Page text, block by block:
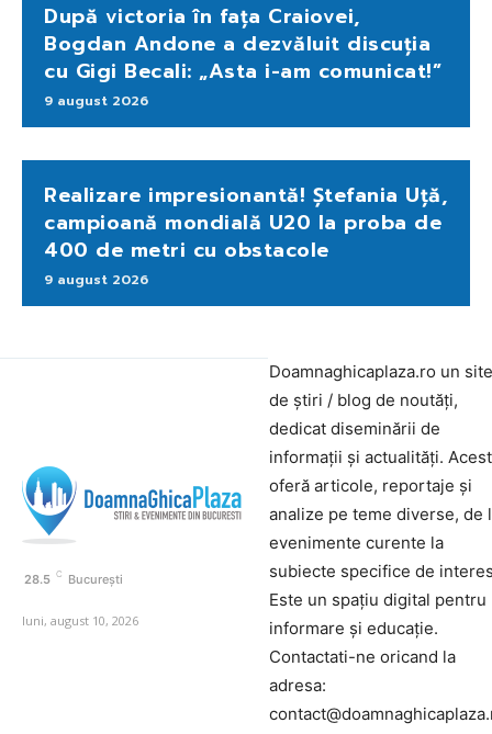
După victoria în fața Craiovei,
Bogdan Andone a dezvăluit discuția
cu Gigi Becali: „Asta i-am comunicat!”
9 august 2026
Realizare impresionantă! Ștefania Uță,
campioană mondială U20 la proba de
400 de metri cu obstacole
9 august 2026
28.5 C București
luni, august 10, 2026
Doamnaghicaplaza.ro un site
de știri / blog de noutăți,
dedicat diseminării de
informații și actualități.
oferă articole, reportaje și
analize pe teme diverse, de
evenimente curente la
subiecte specifice de
Este un spațiu digital pentru
informare și educație.
Contactati-ne oricand la
adresa: